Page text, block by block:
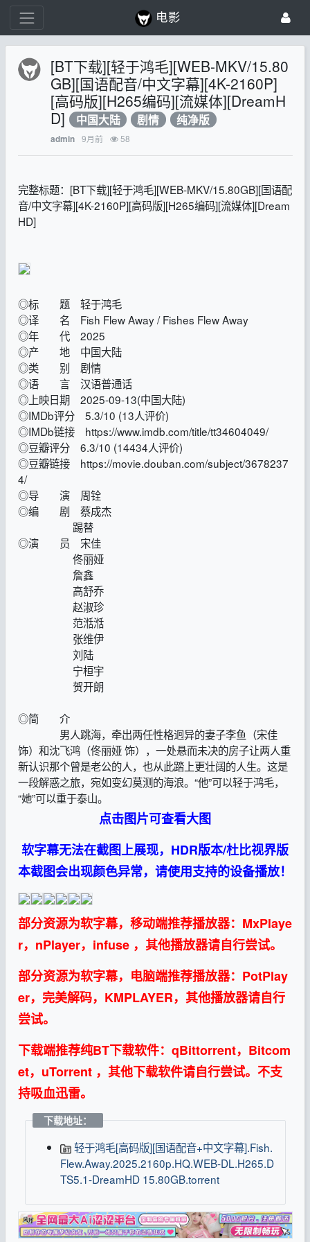
电影
[BT下载][轻于鸿毛][WEB-MKV/15.80
GB][国语配音/中文字幕][4K-2160P]
[高码版][H265编码][流媒体][DreamH
D] 中国大陆 剧情 纯净版
admin 9月前 58
完整标题：[BT下载][轻于鸿毛][WEB-MKV/15.80GB][国语配
音/中文字幕][4K-2160P][高码版][H265编码][流媒体][Dream
HD]
◎标 题 轻于鸿毛
◎译 名 Fish Flew Away / Fishes Flew Away
◎年 代 2025
◎产 地 中国大陆
◎类 别 剧情
◎语 言 汉语普通话
◎上映日期 2025-09-13(中国大陆)
◎IMDb评分 5.3/10 (13人评价)
◎IMDb链接 https://www.imdb.com/title/tt34604049/
◎豆瓣评分 6.3/10 (14434人评价)
◎豆瓣链接 https://movie.douban.com/subject/3678237
4/
◎导 演 周铨
◎编 剧 蔡成杰
踢替
◎演 员 宋佳
佟丽娅
詹鑫
高舒乔
赵淑珍
范湉湉
张维伊
刘陆
宁桓宇
贺开朗
◎简 介
男人跳海，牵出两任性格迥异的妻子李鱼（宋佳
饰）和沈飞鸿（佟丽娅 饰），一处悬而未决的房子让两人重
新认识那个曾是老公的人，也从此踏上更壮阔的人生。这是
一段解惑之旅，宛如变幻莫测的海浪。“他”可以轻于鸿毛，
“她”可以重于泰山。
点击图片可查看大图
软字幕无法在截图上展现，HDR版本/杜比视界版
本截图会出现颜色异常，请使用支持的设备播放！
部分资源为软字幕，移动端推荐播放器：MxPlaye
r，nPlayer，infuse ，其他播放器请自行尝试。
部分资源为软字幕，电脑端推荐播放器：PotPlay
er，完美解码，KMPLAYER，其他播放器请自行
尝试。
下载端推荐纯BT下载软件：qBittorrent，Bitcom
et，uTorrent ，其他下载软件请自行尝试。不支
持吸血迅雷。
下载地址：
轻于鸿毛[高码版][国语配音+中文字幕].Fish.
Flew.Away.2025.2160p.HQ.WEB-DL.H265.D
TS5.1-DreamHD 15.80GB.torrent